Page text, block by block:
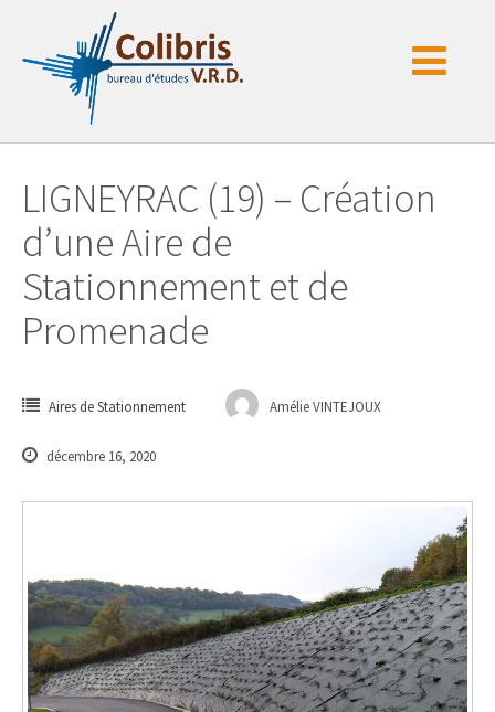
contenu
LIGNEYRAC (19) – Création
d’une Aire de
Stationnement et de
Promenade
Aires de Stationnement Amélie VINTEJOUX
décembre 16, 2020